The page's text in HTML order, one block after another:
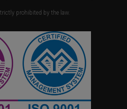
prohibited by the law.